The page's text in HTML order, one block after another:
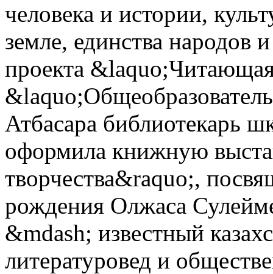
человека и истории,
земле, единства народов
проекта
Атбасара библиотекарь
оформила книжную
творчества&raquo;,
рождения Олжаса
&mdash; известный
литературовед и